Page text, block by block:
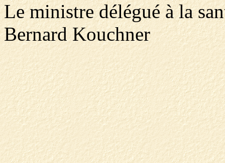
Le ministre délégué à la
Bernard Kouchner